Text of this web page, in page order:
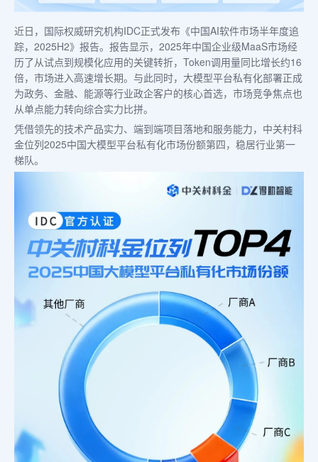
近日，国际权威研究机构IDC正式发布《中国AI软件市场半年度追
踪，2025H2》报告。报告显示，2025年中国企业级MaaS市场经
历了从试点到规模化应用的关键转折，Token调用量同比增长约16
倍，市场进入高速增长期。与此同时，大模型平台私有化部署正成
为政务、金融、能源等行业政企客户的核心首选，市场竞争焦点也
从单点能力转向综合实力比拼。
凭借领先的技术产品实力、端到端项目落地和服务能力，中关村科
金位列2025中国大模型平台私有化市场份额第四，稳居行业第一
梯队。